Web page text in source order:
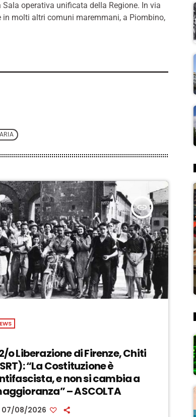
operativa unificata della Regione. In via
in molti altri comuni maremmani, a Piombino,
insert_link
o Liberazione di Firenze, Chiti
“La Costituzione è
e non si cambia a
– ASCOLTA
07/08/2026